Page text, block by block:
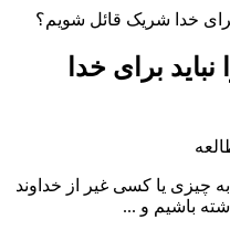
خدا شریک قائل شویم؟
برای خدا
چیزی یا کسی غیر از خداوند
باشیم و ...